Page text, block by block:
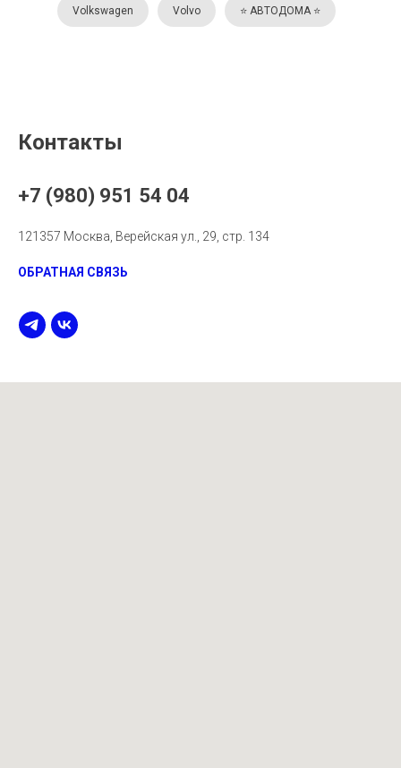
Volkswagen Volvo ⭐️ АВТОДОМА ⭐️
Контакты
+7 (980) 951 54 04
121357 Москва, Верейская ул., 29, стр. 134
ОБРАТНАЯ СВЯЗЬ